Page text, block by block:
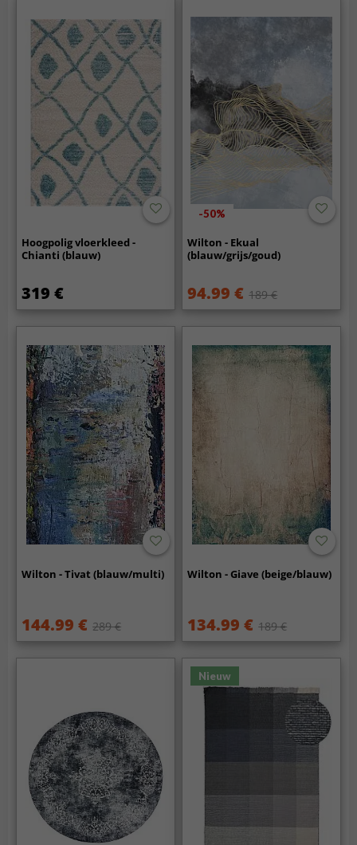
Hoogpolig vloerkleed -
Chianti (blauw)
319 €
-50%
Wilton - Ekual
(blauw/grijs/goud)
94.99 € 189 €
Wilton - Tivat (blauw/multi)
144.99 € 289 €
Wilton - Giave (beige/blauw)
134.99 € 189 €
Nieuw